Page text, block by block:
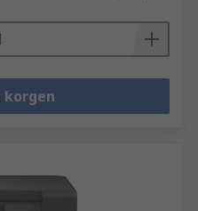
korgen